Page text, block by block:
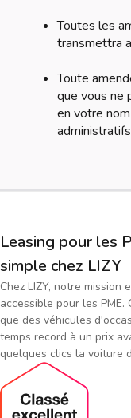
Toutes les
transmettra
Toute
que vous ne
en votre
Leasing pour les
simple chez LIZY
Chez LIZY, notre
accessible pour les
que des véhicules
temps record à un prix
quelques clics la voiture